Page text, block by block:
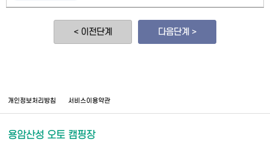
< 이전단계 다음단계 >
개인정보처리방침 서비스이용약관
용암산성 오토 캠핑장